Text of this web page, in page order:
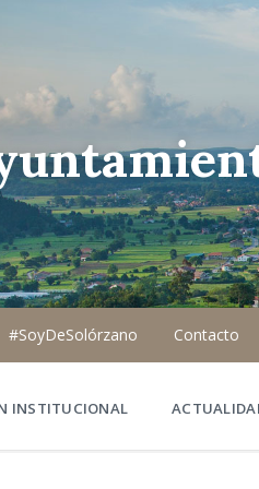
#SoyDeSolórzano Contacto
INSTITUCIONAL